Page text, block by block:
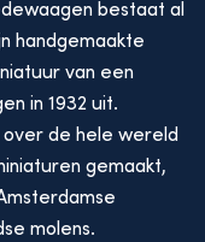
bestaat al
handgemaakte
van een
in 1932 uit.
de hele wereld
gemaakt,
molens.